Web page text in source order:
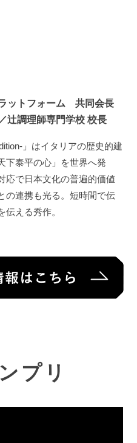
ットフォーム 共同会長
辻調理師専門学校 校長
」はイタリアの歴史的建
下泰平の心」を世界へ発
応で日本文化の普遍的価値
の連携も光る。短時間で伝
える秀作。
プリ